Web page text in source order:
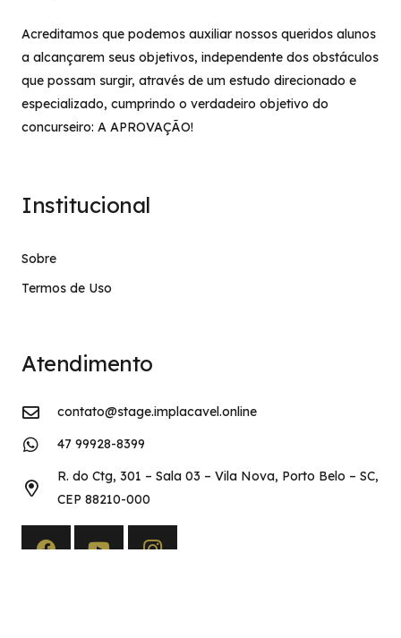
Acreditamos que podemos auxiliar nossos queridos alunos
a alcançarem seus objetivos, independente dos obstáculos
que possam surgir, através de um estudo direcionado e
especializado, cumprindo o verdadeiro objetivo do
concurseiro: A APROVAÇÃO!
Institucional
Sobre
Termos de Uso
Atendimento
contato@stage.implacavel.online
47 99928-8399
R. do Ctg, 301 – Sala 03 – Vila Nova, Porto Belo – SC,
CEP 88210-000